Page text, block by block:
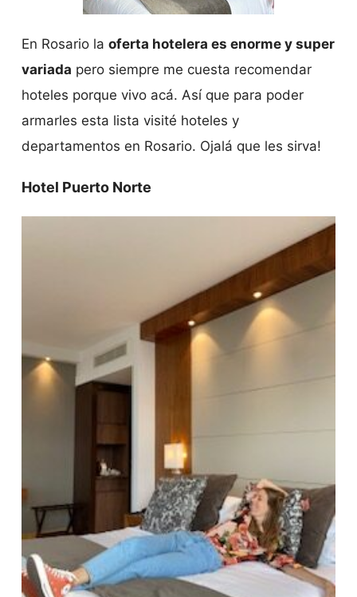
En Rosario la oferta hotelera es enorme y super
variada pero siempre me cuesta recomendar
hoteles porque vivo acá. Así que para poder
armarles esta lista visité hoteles y
departamentos en Rosario. Ojalá que les sirva!
Hotel Puerto Norte